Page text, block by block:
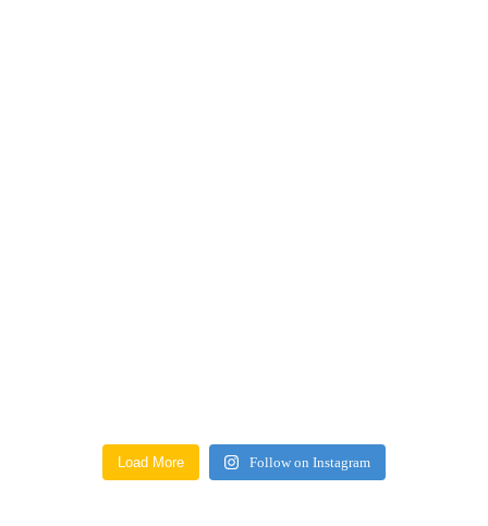
Load More Follow on Instagram